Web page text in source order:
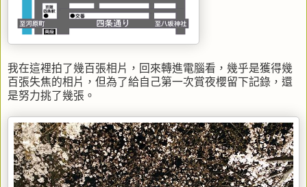
我在這裡拍了幾百張相片，回來轉進電腦看，幾乎是獲得幾
百張失焦的相片，但為了給自己第一次賞夜櫻留下記錄，還
是努力挑了幾張。